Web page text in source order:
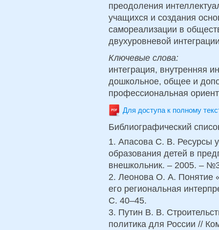
преодоления
учащихся и создания
самореализации в
двухуровневой
Ключевые слова:
интеграция, внутренняя
дошкольное, общее и
профессиональная
Для доступа к полному
Библиографический
1. Апасова С. В. Ресурсы
образования детей в
внешкольник. – 2005. –
2. Леонова О. А. Понятие
его региональная
С. 40–45.
3. Путин В. В.
политика для России //